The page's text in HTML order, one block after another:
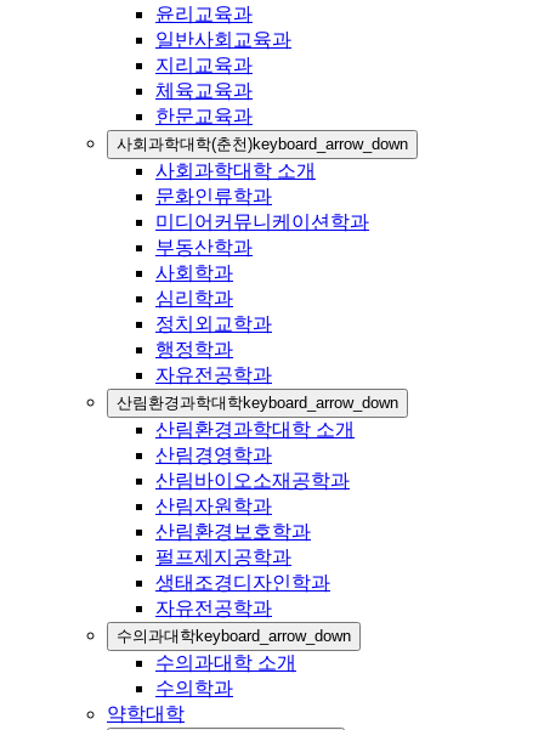
윤리교육과
일반사회교육과
지리교육과
체육교육과
한문교육과
사회과학대학(춘천)keyboard_arrow_down
사회과학대학 소개
문화인류학과
미디어커뮤니케이션학과
부동산학과
사회학과
심리학과
정치외교학과
행정학과
자유전공학과
산림환경과학대학keyboard_arrow_down
산림환경과학대학 소개
산림경영학과
산림바이오소재공학과
산림자원학과
산림환경보호학과
펄프제지공학과
생태조경디자인학과
자유전공학과
수의과대학keyboard_arrow_down
수의과대학 소개
수의학과
약학대학